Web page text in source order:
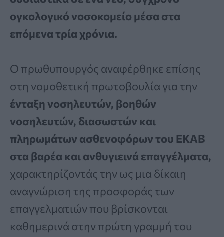
ογκολογικό νοσοκομείο μέσα στα
επόμενα τρία χρόνια.
Ο πρωθυπουργός αναφέρθηκε επίσης
στη νομοθετική πρωτοβουλία για την
ένταξη νοσηλευτών, βοηθών
νοσηλευτών, διασωστών και
πληρωμάτων ασθενοφόρων του ΕΚΑΒ
στα βαρέα και ανθυγιεινά επαγγέλματα,
χαρακτηρίζοντάς την ως μια δίκαιη
αναγνώριση της προσφοράς των
επαγγελματιών που βρίσκονται
καθημερινά στην πρώτη γραμμή του